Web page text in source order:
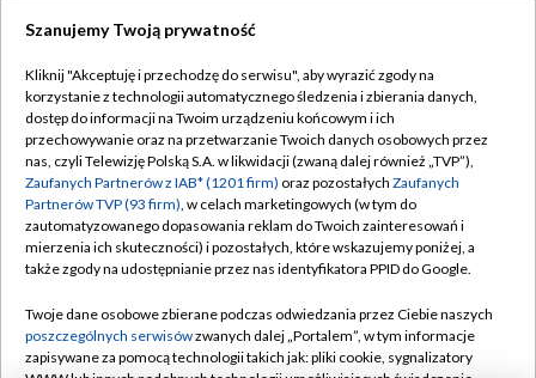
TVP
Abonament TVP
Emisja w TVP
Centrum informacji TVP
Naziemna Telewizja Cyfrowa
Rada Programowa
System NOS
Regulamin TVP
Polityka prywatności
Moje zgody
Pomoc
Kontakt
Szanujemy Twoją prywatność
Kliknij "Akceptuję i przechodzę do serwisu", aby wyrazić zgody na
korzystanie z technologii automatycznego śledzenia i zbierania danych,
dostęp do informacji na Twoim urządzeniu końcowym i ich
przechowywanie oraz na przetwarzanie Twoich danych osobowych przez
nas, czyli Telewizję Polską S.A. w likwidacji (zwaną dalej również „TVP”),
Zaufanych Partnerów z IAB* (1201 firm) oraz pozostałych Zaufanych
Partnerów TVP (93 firm), w celach marketingowych (w tym do
zautomatyzowanego dopasowania reklam do Twoich zainteresowań i
mierzenia ich skuteczności) i pozostałych, które wskazujemy poniżej, a
także zgody na udostępnianie przez nas identyfikatora PPID do Google.
Twoje dane osobowe zbierane podczas odwiedzania przez Ciebie naszych
poszczególnych serwisówzwanych dalej „Portalem”, w tym informacje
zapisywane za pomocą technologii takich jak: pliki cookie, sygnalizatory